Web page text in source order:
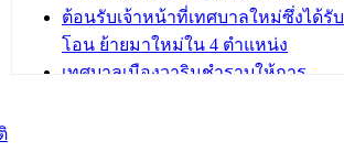
ต้อนรับเจ้าหน้าที่เทศบาลใหม่ซึ่งได้รับ
โอน ย้ายมาใหม่ใน 4 ตำแหน่ง
เทศบาลเมืองวารินชำราบให้การ